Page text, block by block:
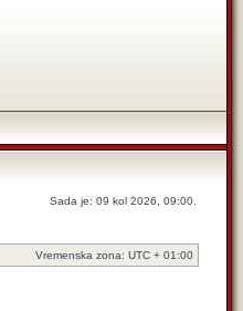
Sada je: 09 kol 2026, 09:00.
Vremenska zona: UTC + 01:00